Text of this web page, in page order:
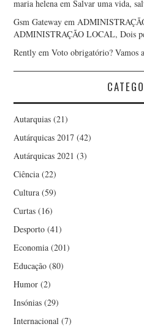
maria helena emSalvar uma vida,
Gsm Gateway em
ADMINISTRAÇÃO LOCAL, Dois
Rently emVoto obrigatório? Vamos
Autarquias (21)
Autárquicas 2017 (42)
Autárquicas 2021 (3)
Ciência (22)
Cultura (59)
Curtas (16)
Desporto (41)
Economia (201)
Educação (80)
Humor (2)
Insónias (29)
Internacional (7)